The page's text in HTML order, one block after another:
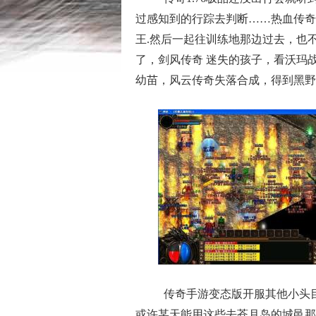
过感知到的行踪去判断……热血传
王.然后一起往训练地那边过去，也
了，剑风传奇 迷失的孩子，看沃玛
幼苗，风云传奇失落合成，得到黑
传奇手游变态版开服其他小头